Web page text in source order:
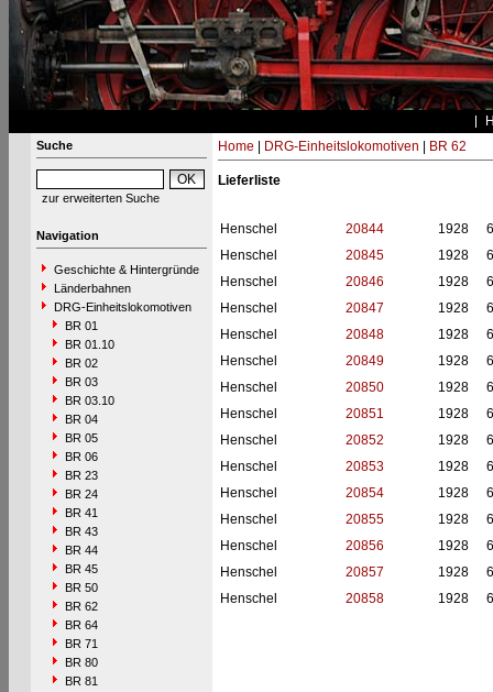
Suche
zur erweiterten Suche
Navigation
Geschichte & Hintergründe
Länderbahnen
DRG-Einheitslokomotiven
BR 01
BR 01.10
BR 02
BR 03
BR 03.10
BR 04
BR 05
BR 06
BR 23
BR 24
BR 41
BR 43
BR 44
BR 45
BR 50
BR 62
BR 64
BR 71
BR 80
BR 81
Home DRG-Einheitslokomotiven BR 62
Lieferliste
Henschel 20844 1928
Henschel
20845 1928
Henschel
20846 1928
Henschel
20847 1928
Henschel
20848 1928
Henschel
20849 1928
Henschel
20850 1928
Henschel
20851 1928
Henschel
20852 1928
Henschel
20853 1928
Henschel
20854 1928
Henschel
20855 1928
Henschel
20856 1928
Henschel
20857 1928
Henschel
20858 1928